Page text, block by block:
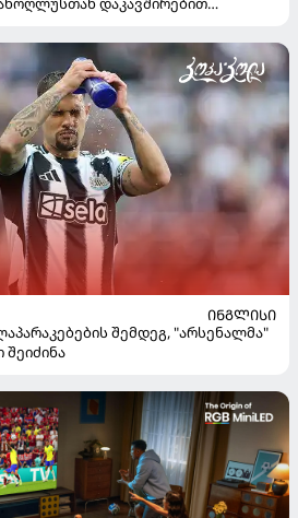
ᲘᲜᲒᲚᲘᲡᲘ
შემდეგ, "არსენალმა"
შეიძინა